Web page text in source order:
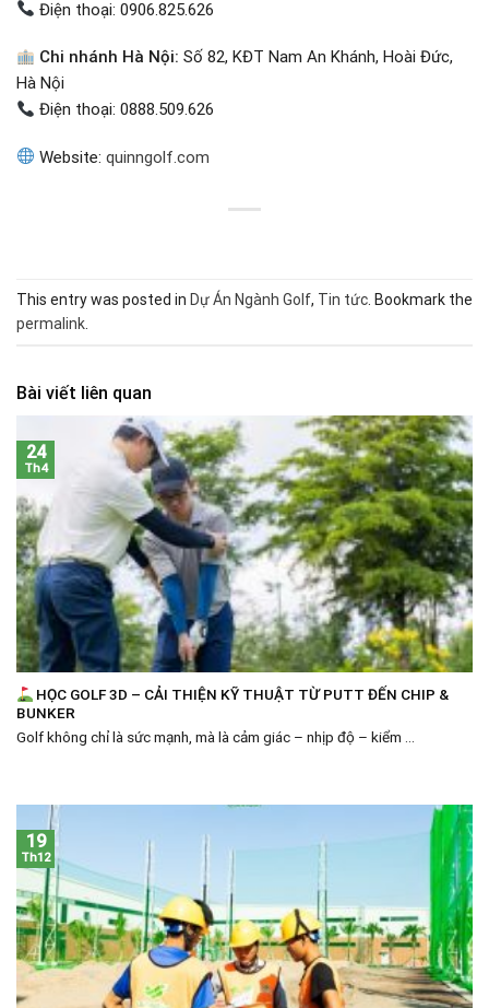
Điện thoại: 0906.825.626
Chi nhánh Hà Nội:Số 82, KĐT Nam An Khánh, Hoài Đức,
Hà Nội
Điện thoại: 0888.509.626
Website:quinngolf.com
This entry was posted in Dự Án Ngành Golf, Tin tức . Bookmark the
permalink
Bài viết liên quan
HỌC GOLF 3D – CẢI THIỆN KỸ THUẬT TỪ PUTT ĐẾN CHIP &
BUNKER
Golf không chỉ là sức mạnh, mà là cảm giác – nhịp độ – kiểm ...
24
Th4
19
Th12